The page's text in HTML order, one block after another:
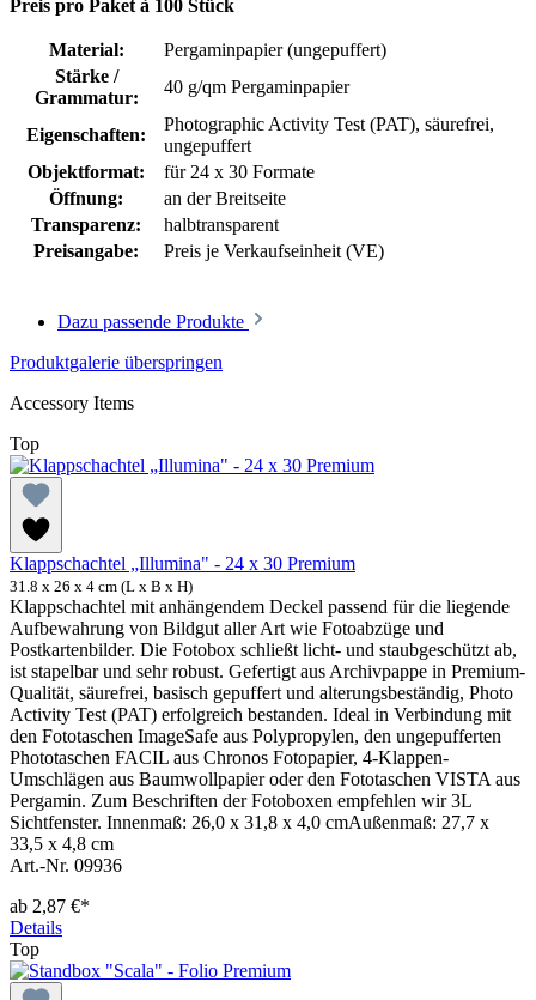
Preis pro Paket à 100 Stück
Material:
Pergaminpapier (ungepuffert)
Stärke /
Grammatur:
40 g/qm Pergaminpapier
Eigenschaften:
Photographic Activity Test (PAT), säurefrei,
ungepuffert
Objektformat:
für 24 x 30 Formate
Öffnung:
an der Breitseite
Transparenz:
halbtransparent
Preisangabe:
Preis je Verkaufseinheit (VE)
Dazu passende Produkte
Produktgalerie überspringen
Accessory Items
Top
Klappschachtel „Illumina" - 24 x 30 Premium
31.8 x 26 x 4 cm (L x B x H)
Klappschachtel mit anhängendem Deckel passend für die liegende
Aufbewahrung von Bildgut aller Art wie Fotoabzüge und
Postkartenbilder. Die Fotobox schließt licht- und staubgeschützt ab,
ist stapelbar und sehr robust. Gefertigt aus Archivpappe in Premium-
Qualität, säurefrei, basisch gepuffert und alterungsbeständig, Photo
Activity Test (PAT) erfolgreich bestanden. Ideal in Verbindung mit
den Fototaschen ImageSafe aus Polypropylen, den ungepufferten
Phototaschen FACIL aus Chronos Fotopapier, 4-Klappen-
Umschlägen aus Baumwollpapier oder den Fototaschen VISTA aus
Pergamin. Zum Beschriften der Fotoboxen empfehlen wir 3L
Sichtfenster. Innenmaß: 26,0 x 31,8 x 4,0 cmAußenmaß: 27,7 x
33,5 x 4,8 cm
Art.-Nr. 09936
ab 2,87 €*
Details
Top